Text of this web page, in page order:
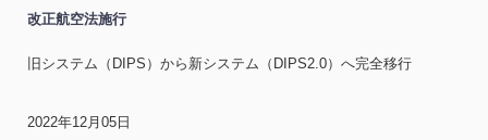
改正航空法施行
旧システム（DIPS）から新システム（DIPS2.0）へ完全移行
2022年12月05日